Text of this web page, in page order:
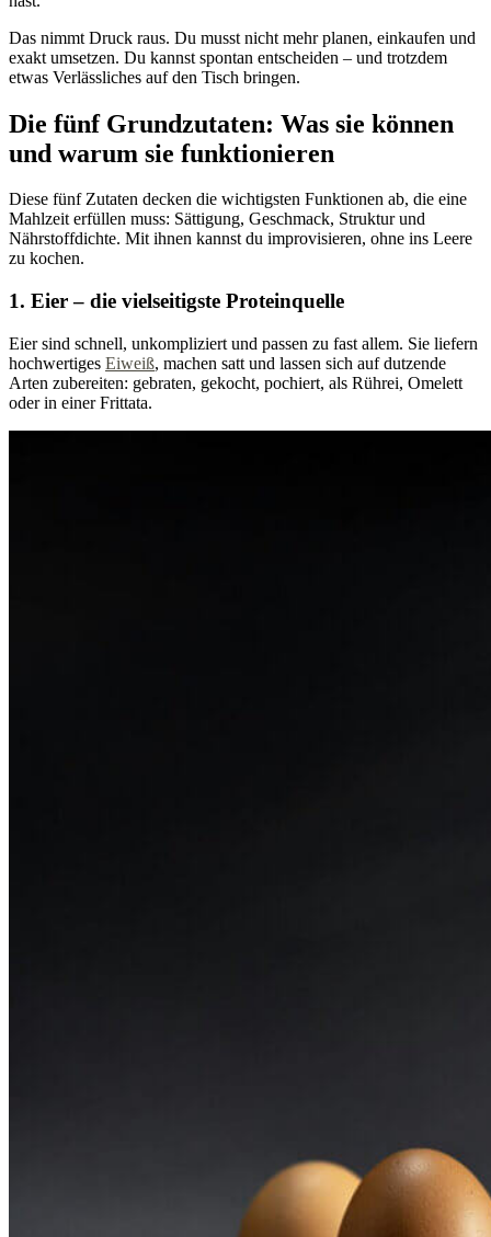
Das nimmt Druck raus. Du musst nicht mehr planen, einkaufen und
exakt umsetzen. Du kannst spontan entscheiden – und trotzdem
etwas Verlässliches auf den Tisch bringen.
Die fünf Grundzutaten: Was sie können
und warum sie funktionieren
Diese fünf Zutaten decken die wichtigsten Funktionen ab, die eine
Mahlzeit erfüllen muss: Sättigung, Geschmack, Struktur und
Nährstoffdichte. Mit ihnen kannst du improvisieren, ohne ins Leere
zu kochen.
1. Eier – die vielseitigste Proteinquelle
Eier sind schnell, unkompliziert und passen zu fast allem. Sie liefern
hochwertiges Eiweiß, machen satt und lassen sich auf dutzende
Arten zubereiten: gebraten, gekocht, pochiert, als Rührei, Omelett
oder in einer Frittata.